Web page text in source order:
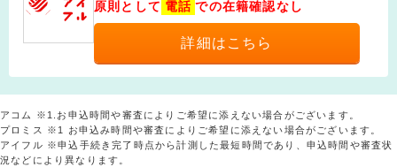
原則として 電話 での在籍確認なし
詳細はこちら
アコム ※1.お申込時間や審査によりご希望に添えない場合がございます。
プロミス ※1 お申込み時間や審査によりご希望に添えない場合がございます。
アイフル ※申込手続き完了時点から計測した最短時間であり、申込時間や審査状
況などにより異なります。